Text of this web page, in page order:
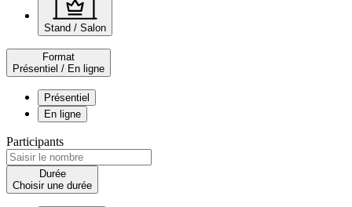
Stand / Salon
Format
Présentiel / En ligne
Présentiel
En ligne
Participants
Durée
Choisir une durée